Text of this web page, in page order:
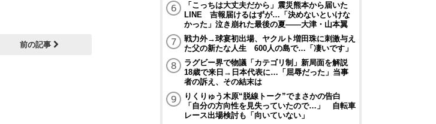
前の記事
「こっちは大丈夫だから」震災熊本から届いた
LINE 吉報届けるはずが…「決めないといけな
かった」泣き崩れた最後の夏――大津・山本翼
戦力外→球宴初出場、ヤクルト増田珠に刺激与え
た父の新たな人生 600人の島で…「凄いです」
ラグビー界で物議「カテゴリ制」新局面を解説
18歳で来日→日本代表に…「屈辱だった」当事
者の訴え、その結末は
りくりゅう木原“脱線トーク”でまさかの告白
「自分の方向性を見失っていたので…」 自転車
レース出場検討も「向いていない」